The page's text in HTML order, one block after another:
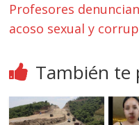
Profesores
acoso sexual y
También te